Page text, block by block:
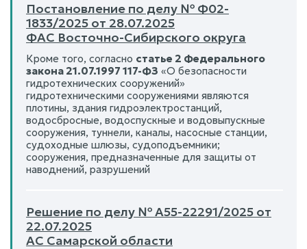
Постановление по делу № Ф02-
1833/2025 от 28.07.2025
ФАС Восточно-Сибирского округа
Кроме того, согласно статье 2 Федерального
закона 21.07.1997 117-ФЗ «О безопасности
гидротехнических сооружений»
гидротехническими сооружениями являются
плотины, здания гидроэлектростанций,
водосбросные, водоспускные и водовыпускные
сооружения, туннели, каналы, насосные станции,
судоходные шлюзы, судоподъемники;
сооружения, предназначенные для защиты от
наводнений, разрушений
Решение по делу № А55-22291/2025 от
22.07.2025
АС Самарской области